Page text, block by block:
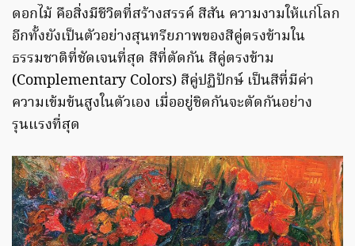
ดอกไม้ คือสิ่งมีชีวิตที่สร้างสรรค์ สีสัน ความงามให้แก่โลก
อีกทั้งยังเป็นตัวอย่างสุนทรียภาพของสีคู่ตรงข้ามใน
ธรรมชาติที่ชัดเจนที่สุด สีที่ตัดกัน สีคู่ตรงข้าม
(Complementary Colors) สีคู่ปฏิปักษ์ เป็นสีที่มีค่า
ความเข้มข้นสูงในตัวเอง เมื่ออยู่ชิดกันจะตัดกันอย่าง
รุนแรงที่สุด